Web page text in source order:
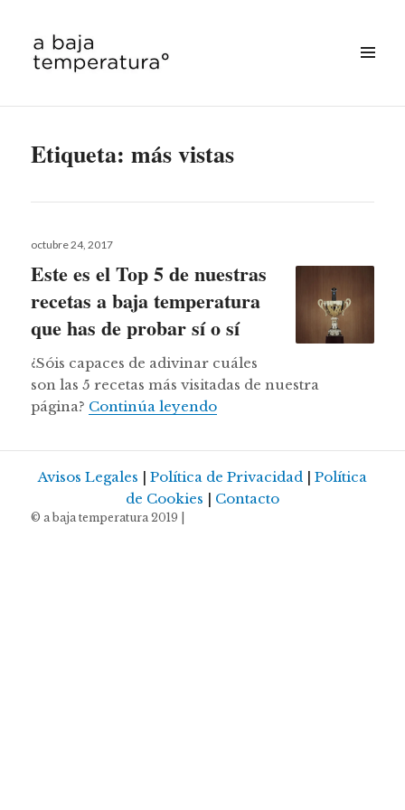
Etiqueta:más vistas
Publicado
octubre 24, 2017
Este es el Top 5 de nuestras
recetas a baja temperatura
que has de probar sí o sí
¿Sóis capaces de adivinar cuáles
son las 5 recetas más visitadas de nuestra
página? Continúa leyendoEste es el Top 5 de
Avisos Legales | Política de Privacidad | Política
de Cookies | Contacto
© a baja temperatura 2019 |